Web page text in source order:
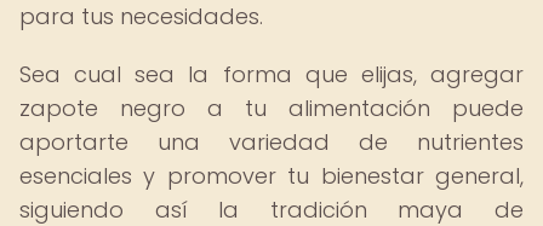
para tus necesidades.
Sea cual sea la forma que elijas, agregar
zapote negro a tu alimentación puede
aportarte una variedad de nutrientes
esenciales y promover tu bienestar general,
siguiendo así la tradición maya de